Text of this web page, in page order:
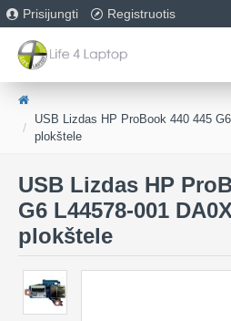
Prisijungti Registruotis
USB Lizdas HP ProBook 440 445
plokštele
USB Lizdas HP
G6 L44578-001
plokštele